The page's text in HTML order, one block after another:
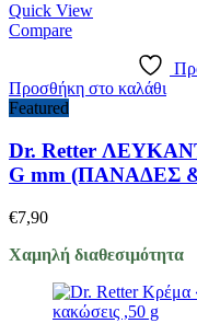
Quick View
Compare
Προσθήκη στο καλάθι
Featured
Dr. Retter
G mm (ΠΑΝΑΔΕΣ
€7,90
Χαμηλή διαθεσιμότητα